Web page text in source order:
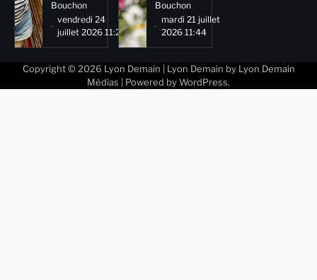
Bouchon
vendredi 24
juillet 2026 11:29
Bouchon
mardi 21 juillet
2026 11:44
Copyright © 2026 Lyon Demain | Lyon Demain by Lyon Demain
Médias | Powered by WordPress.